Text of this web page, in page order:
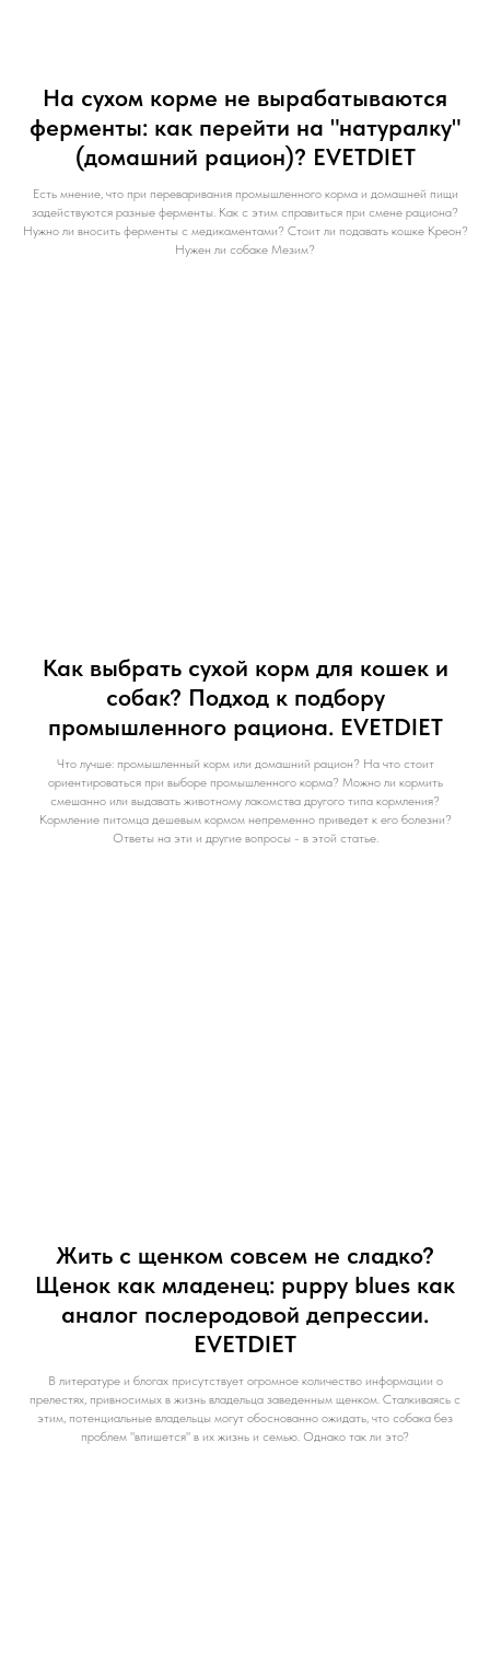
На сухом корме не вырабатываются
ферменты: как перейти на "натуралку"
(домашний рацион)? EVETDIET
Есть мнение, что при переваривания промышленного корма и домашней пищи
задействуются разные ферменты. Как с этим справиться при смене рациона?
Нужно ли вносить ферменты с медикаментами? Стоит ли подавать кошке Креон?
Нужен ли собаке Мезим?
Как выбрать сухой корм для кошек и
собак? Подход к подбору
промышленного рациона. EVETDIET
Что лучше: промышленный корм или домашний рацион? На что стоит
ориентироваться при выборе промышленного корма? Можно ли кормить
смешанно или выдавать животному лакомства другого типа кормления?
Кормление питомца дешевым кормом непременно приведет к его болезни?
Ответы на эти и другие вопросы - в этой статье.
Жить с щенком совсем не сладко?
Щенок как младенец: puppy blues как
аналог послеродовой депрессии.
EVETDIET
В литературе и блогах присутствует огромное количество информации о
прелестях, привносимых в жизнь владельца заведенным щенком. Сталкиваясь с
этим, потенциальные владельцы могут обоснованно ожидать, что собака без
проблем "впишется" в их жизнь и семью. Однако так ли это?